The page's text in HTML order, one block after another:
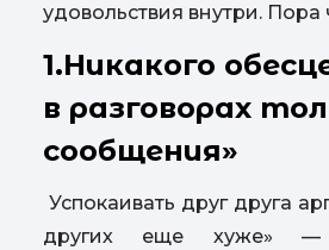
удовольствия внутри. Пора
1.Никакого
в разговорах
сообщения»
Успокаивать друг друга
других еще хуже» —